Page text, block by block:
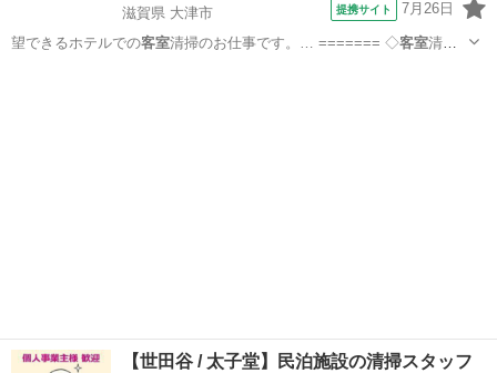
滋賀県 大津市
提携サイト 7月26日
望できるホテルでの客室清掃のお仕事です。… ======= ◇客室清掃
【世田谷 / 太子堂】民泊施設の清掃スタッフ